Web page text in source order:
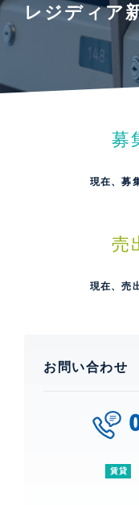
レジディア
募
現在、募
売
現在、売
お問い合わせ
賃貸